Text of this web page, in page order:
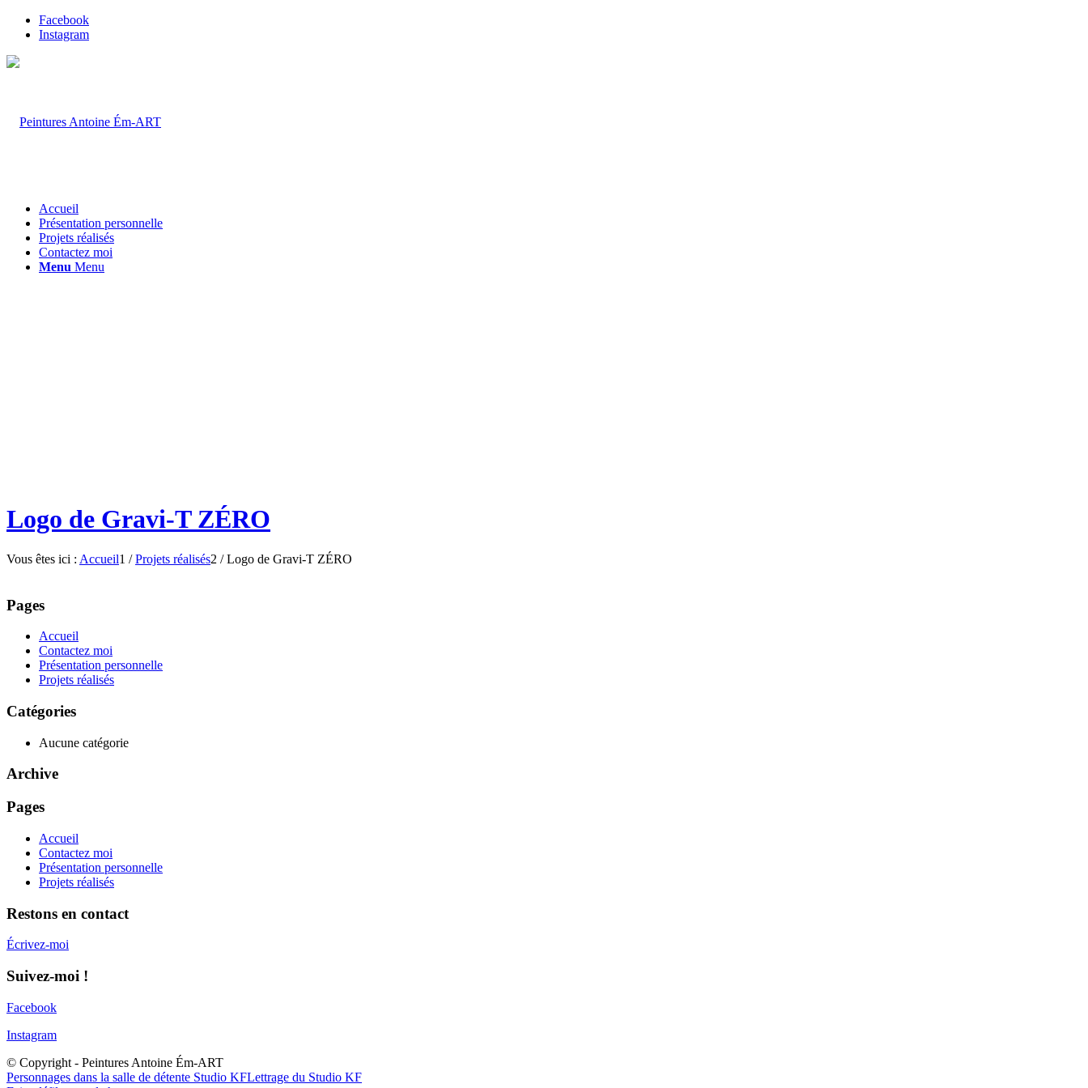
Facebook
Instagram
Accueil
Présentation personnelle
Projets réalisés
Contactez moi
Menu Menu
Logo de Gravi-T ZÉRO
Vous êtes ici : Accueil1 / Projets réalisés2 / Logo de Gravi-T ZÉRO
Pages
Accueil
Contactez moi
Présentation personnelle
Projets réalisés
Catégories
Aucune catégorie
Archive
Pages
Accueil
Contactez moi
Présentation personnelle
Projets réalisés
Restons en contact
Écrivez-moi
Suivez-moi !
Facebook
Instagram
© Copyright - Peintures Antoine Ém-ART
Personnages dans la salle de détente Studio KFLettrage du Studio KF